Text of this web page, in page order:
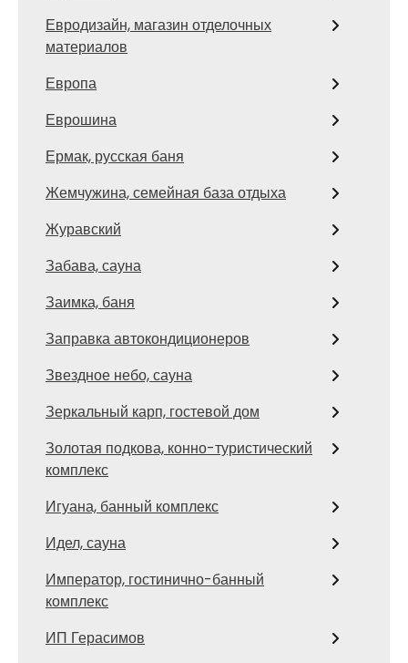
Евродизайн, магазин отделочных
материалов
Европа
Еврошина
Ермак, русская баня
Жемчужина, семейная база отдыха
Журавский
Забава, сауна
Заимка, баня
Заправка автокондиционеров
Звездное небо, сауна
Зеркальный карп, гостевой дом
Золотая подкова, конно-туристический
комплекс
Игуана, банный комплекс
Идел, сауна
Император, гостинично-банный
комплекс
ИП Герасимов